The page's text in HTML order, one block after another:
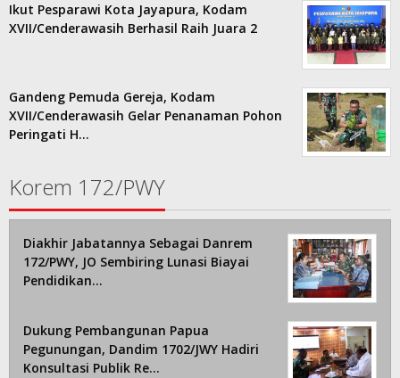
Ikut Pesparawi Kota Jayapura, Kodam
XVII/Cenderawasih Berhasil Raih Juara 2
Gandeng Pemuda Gereja, Kodam
XVII/Cenderawasih Gelar Penanaman Pohon
Peringati H…
Korem 172/PWY
Diakhir Jabatannya Sebagai Danrem
172/PWY, JO Sembiring Lunasi Biayai
Pendidikan…
Dukung Pembangunan Papua
Pegunungan, Dandim 1702/JWY Hadiri
Konsultasi Publik Re…